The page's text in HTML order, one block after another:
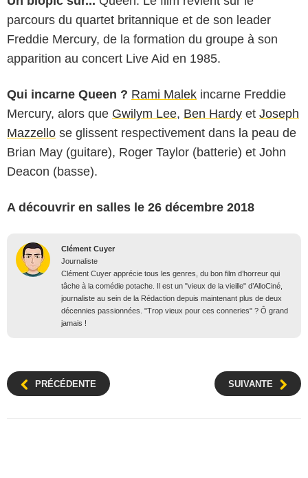
parcours du quartet britannique et de son leader
Freddie Mercury, de la formation du groupe à son
apparition au concert Live Aid en 1985.
Qui incarne Queen ? Rami Malek incarne Freddie
Mercury, alors que Gwilym Lee, Ben Hardy et Joseph
Mazzello se glissent respectivement dans la peau de
Brian May (guitare), Roger Taylor (batterie) et John
Deacon (basse).
A découvrir en salles le 26 décembre 2018
Clément Cuyer
Journaliste
Clément Cuyer apprécie tous les genres, du bon film d’horreur qui
tâche à la comédie potache. Il est un "vieux de la vieille" d’AlloCiné,
journaliste au sein de la Rédaction depuis maintenant plus de deux
décennies passionnées. "Trop vieux pour ces conneries" ? Ô grand
jamais !
PRÉCÉDENTE SUIVANTE